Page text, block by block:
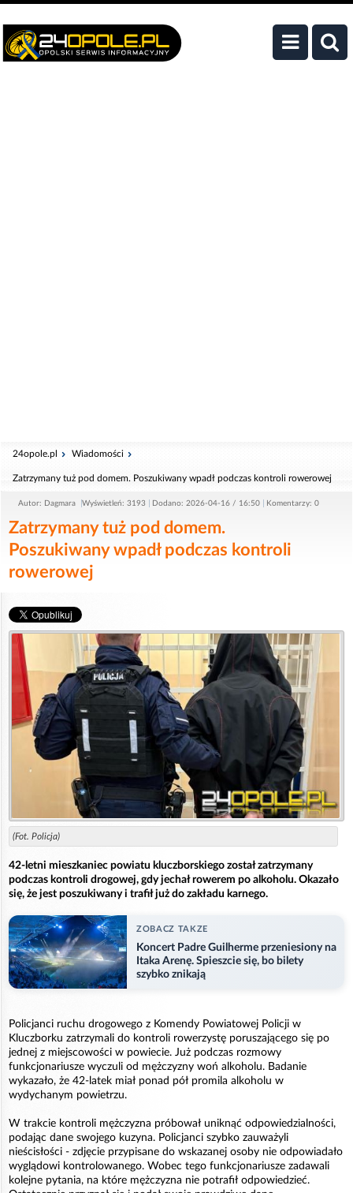
24opole.pl Wiadomości
Zatrzymany tuż pod domem. Poszukiwany wpadł podczas kontroli rowerowej
Autor: Dagmara Wyświetleń: 3193 Dodano: 2026-04-16 / 16:50 Komentarzy: 0
Zatrzymany tuż pod domem.
Poszukiwany wpadł podczas kontroli
rowerowej
(Fot. Policja)
42-letni mieszkaniec powiatu kluczborskiego został zatrzymany
podczas kontroli drogowej, gdy jechał rowerem po alkoholu. Okazało
się, że jest poszukiwany i trafił już do zakładu karnego.
ZOBACZ TAKZE
Koncert Padre Guilherme przeniesiony na
Itaka Arenę. Spieszcie się, bo bilety
szybko znikają
Policjanci ruchu drogowego z Komendy Powiatowej Policji w
Kluczborku zatrzymali do kontroli rowerzystę poruszającego się po
jednej z miejscowości w powiecie. Już podczas rozmowy
funkcjonariusze wyczuli od mężczyzny woń alkoholu. Badanie
wykazało, że 42-latek miał ponad pół promila alkoholu w
wydychanym powietrzu.
W trakcie kontroli mężczyzna próbował uniknąć odpowiedzialności,
podając dane swojego kuzyna. Policjanci szybko zauważyli
nieścisłości - zdjęcie przypisane do wskazanej osoby nie odpowiadało
wyglądowi kontrolowanego. Wobec tego funkcjonariusze zadawali
kolejne pytania, na które mężczyzna nie potrafił odpowiedzieć.